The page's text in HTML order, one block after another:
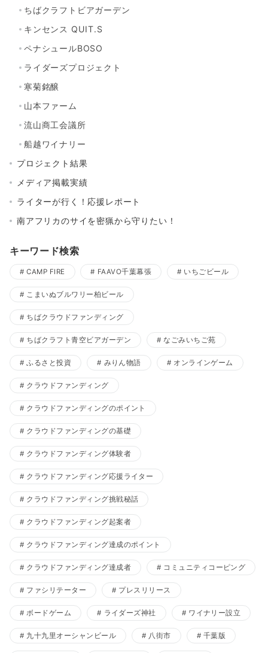
ちばクラフトビアガーデン
キンセンス QUIT.S
ペナシュールBOSO
ライダーズプロジェクト
寒菊銘醸
山本ファーム
流山商工会議所
船越ワイナリー
プロジェクト結果
メディア掲載実績
ライターが行く！応援レポート
南アフリカのサイを密猟から守りたい！
キーワード検索
CAMP FIRE FAAVO千葉幕張 いちごビール
こまいぬブルワリー柏ビール
ちばクラウドファンディング
ちばクラフト青空ビアガーデン なごみいちご苑
ふるさと投資 みりん物語 オンラインゲーム
クラウドファンディング
クラウドファンディングのポイント
クラウドファンディングの基礎
クラウドファンディング体験者
クラウドファンディング応援ライター
クラウドファンディング挑戦秘話
クラウドファンディング起案者
クラウドファンディング達成のポイント
クラウドファンディング達成者 コミュニティコーピング
ファシリテーター プレスリリース
ボードゲーム ライダーズ神社 ワイナリー設立
九十九里オーシャンビール 八街市 千葉版